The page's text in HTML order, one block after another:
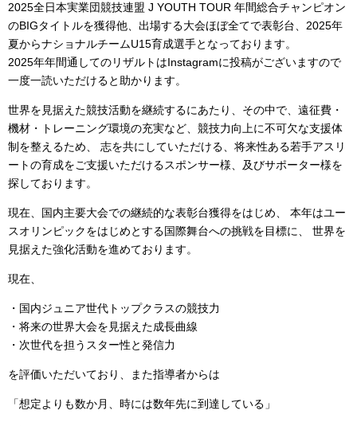
2025全日本実業団競技連盟 J YOUTH TOUR 年間総合チャンピオン
のBIGタイトルを獲得他、出場する大会ほぼ全てで表彰台、2025年
夏からナショナルチームU15育成選手となっております。
2025年年間通してのリザルトはInstagramに投稿がございますので
一度一読いただけると助かります。
世界を見据えた競技活動を継続するにあたり、その中で、遠征費・
機材・トレーニング環境の充実など、競技力向上に不可欠な支援体
制を整えるため、 志を共にしていただける、将来性ある若手アスリ
ートの育成をご支援いただけるスポンサー様、及びサポーター様を
探しております。
現在、国内主要大会での継続的な表彰台獲得をはじめ、 本年はユー
スオリンピックをはじめとする国際舞台への挑戦を目標に、 世界を
見据えた強化活動を進めております。
現在、
・国内ジュニア世代トップクラスの競技力
・将来の世界大会を見据えた成長曲線
・次世代を担うスター性と発信力
を評価いただいており、また指導者からは
「想定よりも数か月、時には数年先に到達している」